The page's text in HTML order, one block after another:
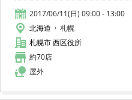
2017/06/11(日) 09:00 - 13:00
北海道
札幌
札幌市 西区役所
約70店
屋外